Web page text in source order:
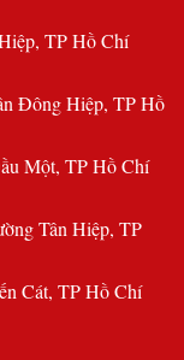
TP Hồ Chí
Đông Hiệp, TP Hồ
Một, TP Hồ Chí
Tân Hiệp, TP
Cát, TP Hồ Chí